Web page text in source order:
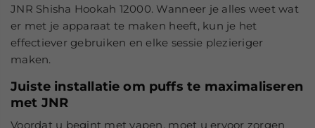
JNR Shisha Hookah 12000. Wanneer je alles weet wat
er met je apparaat te maken heeft, kun je het
effectiever gebruiken en elke sessie plezieriger
maken.
Juiste installatie om puffs te maximaliseren
met JNR
Voordat u begint met vapen, moet u ervoor zorgen